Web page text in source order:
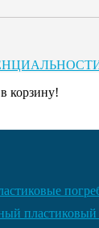
корзину!
пластиковый